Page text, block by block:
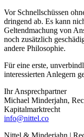
Vor Schnellschüssen
dringend ab. Es kann
Geltendmachung von
noch zusätzlich
andere Philosophie.
Für eine erste,
interessierten Anlegern
Ihr Ansprechpartner
Michael Minderjahn,
Kapitalmarktrecht
info@nittel.co
Nittel & Minderjahn |